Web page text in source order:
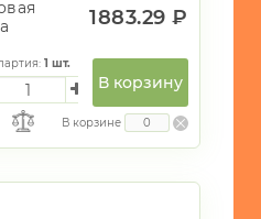
1883.29 ₽
1 шт.
В корзину
В корзине